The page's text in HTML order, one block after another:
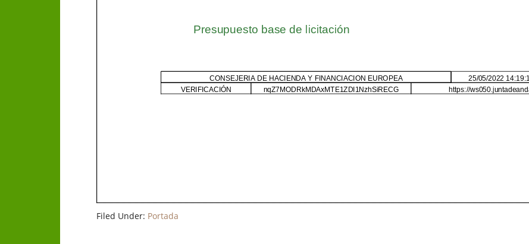
Filed Under: Portada